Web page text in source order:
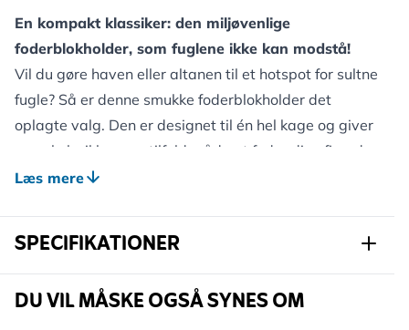
En kompakt klassiker: den miljøvenlige
foderblokholder, som fuglene ikke kan modstå!
Vil du gøre haven eller altanen til et hotspot for sultne
fugle? Så er denne smukke foderblokholder det
oplagte valg. Den er designet til én hel kage og giver
en enkel, sikker og stilfuld måde at fodre dine fjerede
venner på. Fås i antracitgrå, blå eller brun – og
kvalitet og effekt.
Fremstillet af slidstærke, plantebaserede materialer,
så den holder længe og er skånsom mod miljøet. Det
Læs mere
SPECIFIKATIONER
Varenummer 301140119
DU VIL MÅSKE OGSÅ SYNES OM